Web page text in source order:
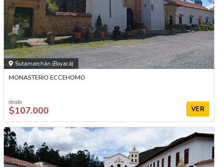
Sutamarchán (Boyacá)
MONASTERIO ECCEHOMO
desde
$107.000 VER